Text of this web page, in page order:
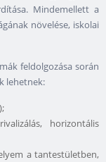
Mindemellett a
növelése, iskolai
feldolgozása során
lehetnek:
horizontális
a tantestületben,